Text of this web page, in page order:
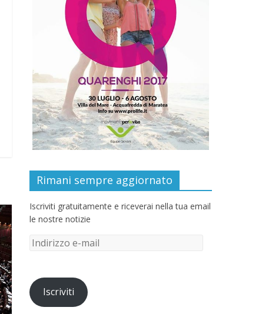
Rimani sempre aggiornato
Iscriviti gratuitamente e riceverai nella tua email
le nostre notizie
Iscriviti